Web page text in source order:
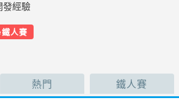
發經驗
人賽
熱門 鐵人賽